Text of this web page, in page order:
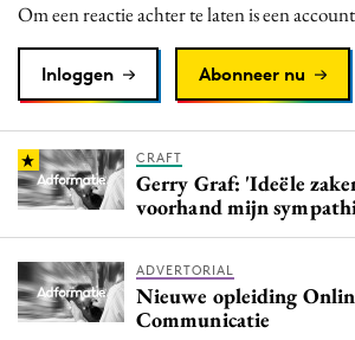
Purpose Marketing
Reputatie & crisis
Om een reactie achter te laten is een
Inloggen Abonneer nu
CRAFT
Gerry Graf: 'Ideële
voorhand mijn
ADVERTORIAL
Nieuwe opleiding
Communicatie